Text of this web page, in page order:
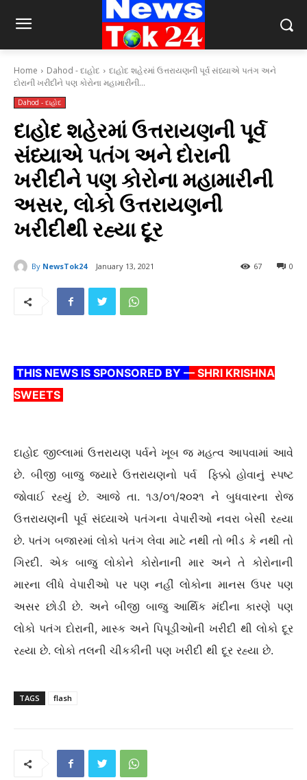
Home Dahod - દાહોદ
દાહોદ શહેરમાં ઉત્તરાયણની પૂર્વ સંધ્યાએ પતંગ અને
દોરાની ખરીદીને પણ કોરોના મહામારીની...
Dahod - દાહોદ
દાહોદ શહેરમાં ઉત્તરાયણની પૂર્વ
સંધ્યાએ પતંગ અને દોરાની
ખરીદીને પણ કોરોના મહામારીની
અસર, લોકો ઉત્તરાયણની
ખરીદીથી રહ્યા દૂર
By NewsTok24 January 13, 2021 0
67
THIS NEWS IS SPONSORED BY –– SHRI KRISHNA
SWEETS
દાહોદ જીલ્લામાં ઉત્તરાયણ પર્વને ખૂબ જ મહત્વ આપવામાં આવે
છે. બીજી બાજુ જ્યારે ઉત્તરાયણનો પર્વ ફિક્કો હોવાનું સ્પષ્ટ
જોવાઈ રહ્યું છે. આજે તા. ૧૩/૦૧/૨૦૨૧ ને બુધવારના રોજ
ઉત્તરાયણની પૂર્વ સંધ્યાએ પતંગના વેપારીઓ નવરા બેસી રહ્યા
છે. પતંગ બજારમાં લોકો પતંગ લેવા માટે નથી તો ભીડ કે નથી તો
ગિરદી. એક બાજુ લોકોને કોરોનાની માર અને તે કોરોનાની
મારના લીધે વેપારીઓ પર પણ નહીં લોકોના માનસ ઉપર પણ
અસર છોડી છે. અને બીજી બાજુ આર્થિક મંદીના કારણે પણ
લોકો પતંગ દોરાની, માસ્ક અને પિપૂડીઓની ખરીદી થી લોકો દૂર
રહ્યા છે. લોકો તલની ચીકકીની પણ ખરીદી થી દૂર રહ્યા છે.
TAGS flash